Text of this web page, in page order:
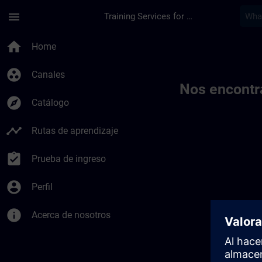
menu Training Services for Digital Industries
home Home
group_work Canales
explore Catálogo
timeline Rutas de aprendizaje
assignment_turned_in Prueba de ingreso
account_circle Perfil
info Acerca de nosotros
Nos